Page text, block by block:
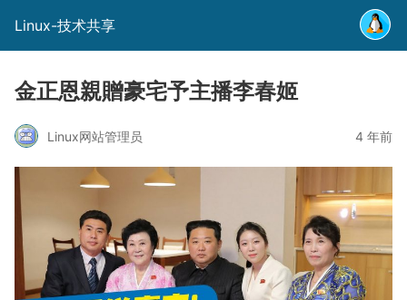
Linux-技术共享
金正恩親贈豪宅予主播李春姬
Linux网站管理员 4 年前